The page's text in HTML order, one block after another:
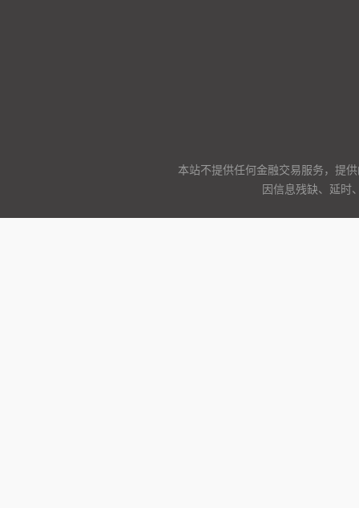
本站不提供任何金融交易服务，提
因信息残缺、延时